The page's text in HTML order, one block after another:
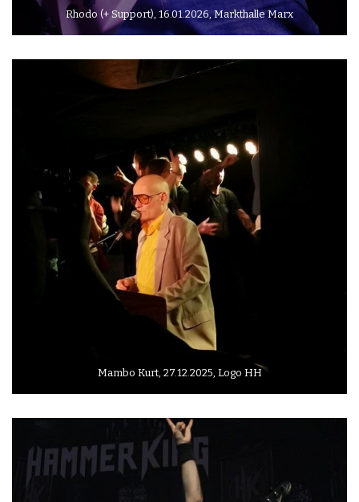
Rhodo (+ Support), 16.01.2026, Markthalle Marx
Mambo Kurt, 27.12.2025, Logo HH